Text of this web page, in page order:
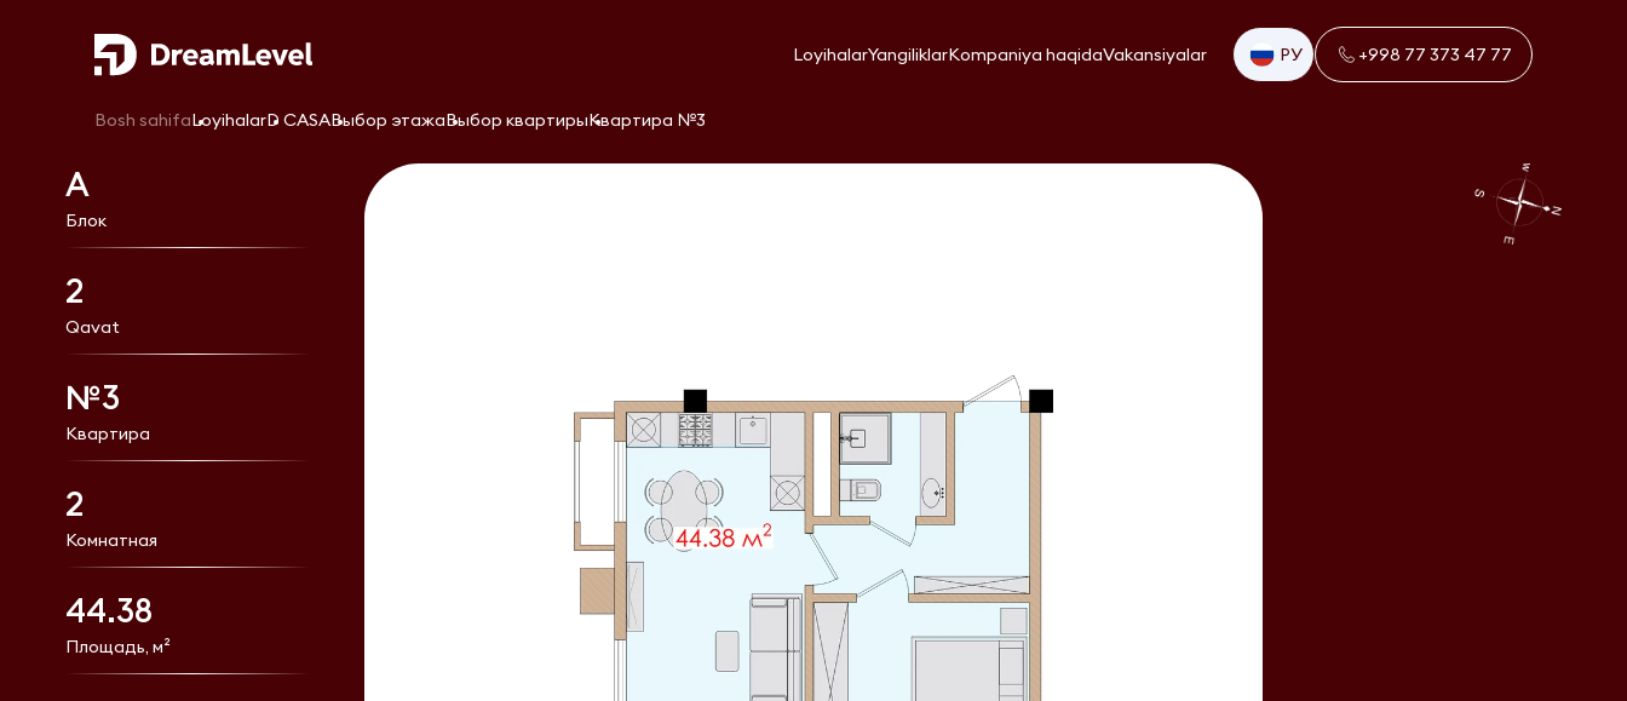
LoyihalarYangiliklarKompaniya haqidaVakansiyalar РУ +998 77 373 47 77
Bosh sahifaLoyihalarD CASAВыбор этажаВыбор квартирыКвартира №3
А
Блок
2
Qavat
№3
Квартира
2
Комнатная
44.38
Площадь, м²